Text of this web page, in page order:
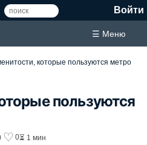
Войти
☰ Меню
которые пользуются метро
пользуются
♡ 0⏳ 1 мин